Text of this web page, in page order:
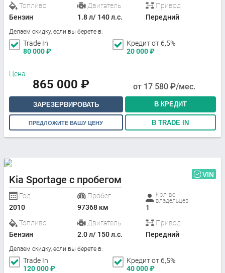
Топливо
Бензин
Двигатель
1.8 л/ 140 л.с.
Привод
Передний
Делаем скидку, если вы берете в:
Trade In
80 000₽
Кредит от 6,5%
20 000₽
Цена:
865 000 ₽ от 17 580 ₽/мес.
ЗАРЕЗЕРВИРОВАТЬ В КРЕДИТ
ПРЕДЛОЖИТЕ ВАШУ ЦЕНУ В TRADE IN
Kia Sportage с пробегом VIN
Год
2010
Пробег
97368 км
Кол-во
владельцев
1
Топливо
Бензин
Двигатель
2.0 л/ 150 л.с.
Привод
Передний
Делаем скидку, если вы берете в:
Trade In
120 000₽
Кредит от 6,5%
40 000₽